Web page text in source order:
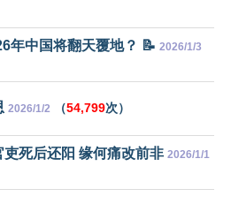
年中国将翻天覆地？ 📝 2026/1/3
2026/1/2 （54,799次）
死后还阳 缘何痛改前非 2026/1/1